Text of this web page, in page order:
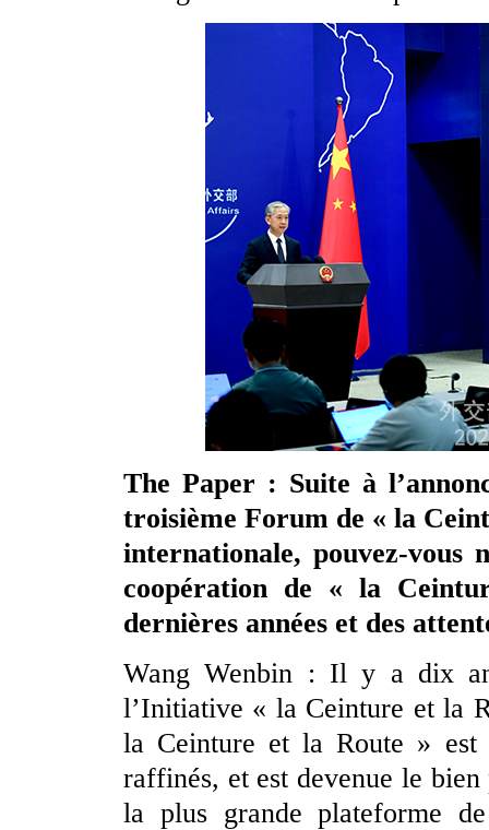
The Paper : Suite à
troisième Forum de « la
internationale, pouvez-vous
coopération de « la
dernières années et des
Wang Wenbin : Il y a dix
l’Initiative « la Ceinture et la
la Ceinture et la Route » est
raffinés, et est devenue le
la plus grande plateforme